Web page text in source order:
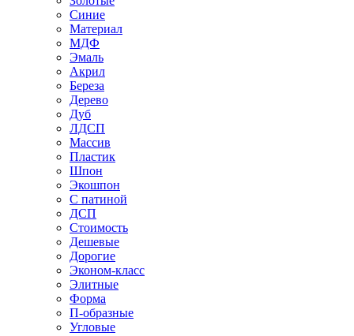
Синие
Материал
МДФ
Эмаль
Акрил
Береза
Дерево
Дуб
ЛДСП
Массив
Пластик
Шпон
Экошпон
С патиной
ДСП
Стоимость
Дешевые
Дорогие
Эконом-класс
Элитные
Форма
П-образные
Угловые